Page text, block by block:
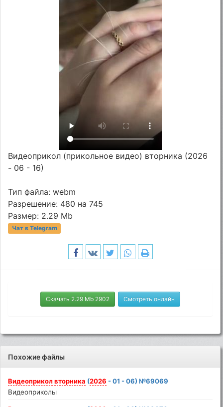
Видеоприкол (прикольное видео) вторника (2026
- 06 - 16)
Тип файла: webm
Разрешение: 480 на 745
Размер: 2.29 Mb
Чат в Telegram
Скачать 2.29 Mb 2902 Смотреть онлайн
Похожие файлы
Видеоприкол вторника (2026 - 01 - 06) №69069
Видеоприколы